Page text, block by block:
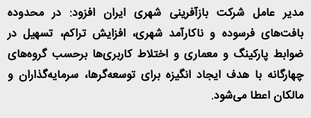
مدیر عامل شرکت بازآفرینی شهری ایران افزود: در محدوده
بافت‌های فرسوده و ناکارآمد شهری، افزایش تراکم، تسهیل در
ضوابط پارکینگ و معماری و اختلاط کاربری‌ها برحسب گروه‌های
چهارگانه با هدف ایجاد انگیزه برای توسعه‌گرها، سرمایه‌گذاران و
مالکان اعطا می‌شود.